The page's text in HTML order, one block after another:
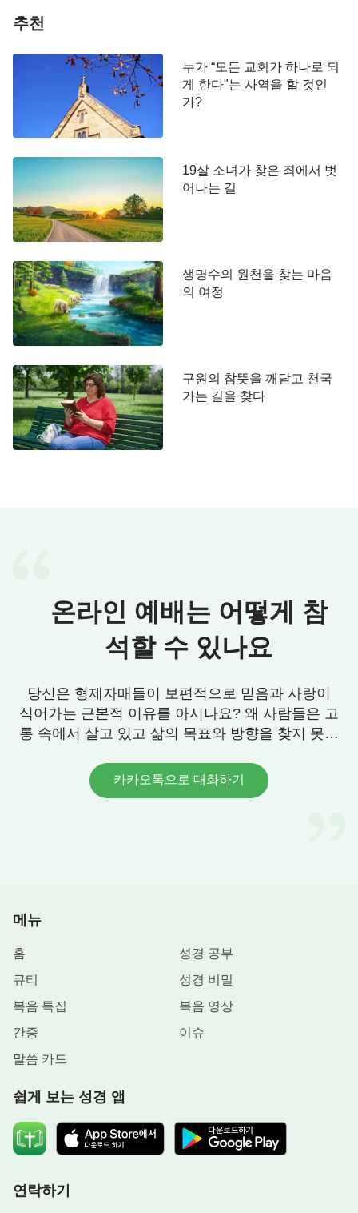
하지만 교회는 확실히 변질되었고, 목자와 성도들 사
이는 영적으로 붙들어 주는 관계가 아니라 육적 이익
을 유지하는 관계일 뿐이었습니다. 저는 교회를 떠나
기도, 그냥 눌러 앉기도 그렇고, 마냥 갇혀 있는 느낌
이 들었습니다. 그리고 계속 이런 상태면 과연 주님
께서 이 교회에 거할지, 이런 믿음을 과연 주님께서
인정하실지 의문이 들었습니다.
뜻밖의 기회, 교회가 황폐한 원인을 알다
란시스코로 이사 온 엠마(Emma) 자매를 알게 됐습
니다. 우리는 오랜 친구를 만난 것처럼 이야기가 잘
통했습니다. 그래서 그 뒤에도 자주 연락을 하며 지
냈습니다.
어느 날, 엠마가 이사를 했습니다. 저는 인사도 하
고 새 집을 구경도 할 겸 찾아 갔습니다. 거기서 그녀
의 이웃인 천(陳) 형제님을 알게 됐습니다. 천 형제는
설교자였고 붙임성도 좋았습니다. 우리는 자연히 신
언이 거의 이루어졌고 주님이 오실 때라는 걸 알 수
있습니다. 주님을 맞이할 이 중요한 때에 우리는 슬
기로운 처녀처럼 하나님의 음성을 들을 줄 알아야 합
보라 신랑이로다 맞으러 나오라’라고 소리친다고 했
습니다. 그건 주께서 오시면, 소식을 알리는 사람이
있다는 얘기지요. 예수님이 오셨을 때, 주님의 제자
들이나 사도들이 예수님을 메시야라고 증언했던 것
과 같습니다. 그래서 마지막 때인 지금, 주님이 오셨
로운 처녀가 돼야 한다는 것은 모르고 있었습니다.
성경과 하나님이 하시는 일에 대한 천 형제님의 깨
달음과 견해는 목사님보다 더 뛰어났습니다. 저는 자
연스럽게 다니는 교회의 상태와 마음의 고민, 그리고
있는데, 한 번 여쭤 볼게요. 지금 우리 교회의 분위기
를 보면 그렇게 좋지 않아요. 성도들은 세상의 시류
분쟁을 합니다. 은혜가 되는 설교를 못하니 계속 작
은 선물로 관계를 유지하려고 하지요. 이제는 죄를
지어도 성령의 징계가 보이지 않아요. 왠지 교회가
추천
누가 “모든 교회가 하나로 되
게 한다"는 사역을 할 것인
가?
19살 소녀가 찾은 죄에서 벗
어나는 길
생명수의 원천을 찾는 마음
의 여정
구원의 참뜻을 깨닫고 천국
가는 길을 찾다
온라인 예배는 어떻게 참
석할 수 있나요
당신은 형제자매들이 보편적으로 믿음과 사랑이
식어가는 근본적 이유를 아시나요? 왜 사람들은 고
통 속에서 살고 있고 삶의 목표와 방향을 찾지 못할
카카오톡으로 대화하기
메뉴
홈
성경 공부
큐티
성경 비밀
복음 특집
복음 영상
간증
이슈
말씀 카드
쉽게 보는 성경 앱
연락하기